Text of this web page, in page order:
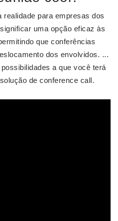
realidade para empresas dos
uma opção eficaz às
que conferências
dos envolvidos. ...
a que você terá
de conference call.